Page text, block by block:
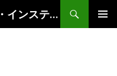
グローバルマクロ・リサーチ・インスティテュート